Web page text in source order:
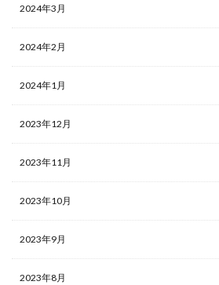
2024年3月
2024年2月
2024年1月
2023年12月
2023年11月
2023年10月
2023年9月
2023年8月